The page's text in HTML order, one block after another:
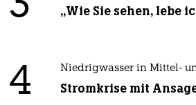
„Wie Sie sehen, lebe
4 Niedrigwasser in Mittel-
Stromkrise mit